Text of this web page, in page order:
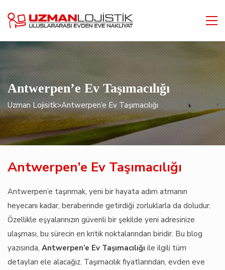
Antwerpen’e Ev Taşımacılığı
Uzman Lojisitk>Antwerpen’e Ev Taşımacılığı
Antwerpen’e Ev Taşımacılığı
Antwerpen’e taşınmak, yeni bir hayata adım atmanın
heyecanı kadar, beraberinde getirdiği zorluklarla da doludur.
Özellikle eşyalarınızın güvenli bir şekilde yeni adresinize
ulaşması, bu sürecin en kritik noktalarından biridir. Bu blog
yazısında, Antwerpen’e Ev Taşımacılığı ile ilgili tüm
detayları ele alacağız. Taşımacılık fiyatlarından, evden eve